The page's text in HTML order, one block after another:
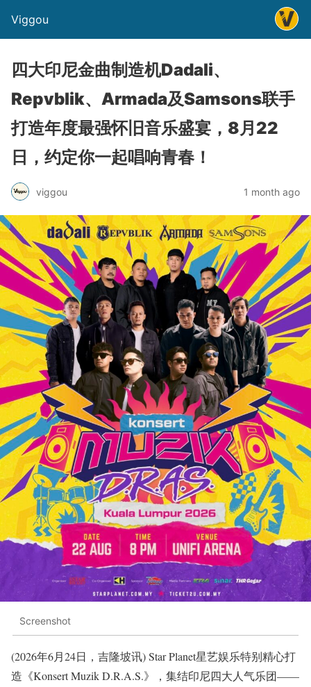
Viggou
四大印尼金曲制造机Dadali、
Repvblik、Armada及Samsons联手
打造年度最强怀旧音乐盛宴，8月22
日，约定你一起唱响青春！
viggou 1 month ago
Screenshot
(2026年6月24日，吉隆坡讯) Star Planet星艺娱乐特别精心打
造《Konsert Muzik D.R.A.S.》，集结印尼四大人气乐团——